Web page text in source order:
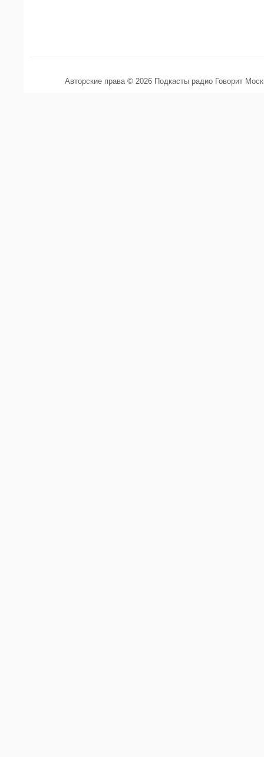
Авторские права © 2026 Подкасты радио Говорит